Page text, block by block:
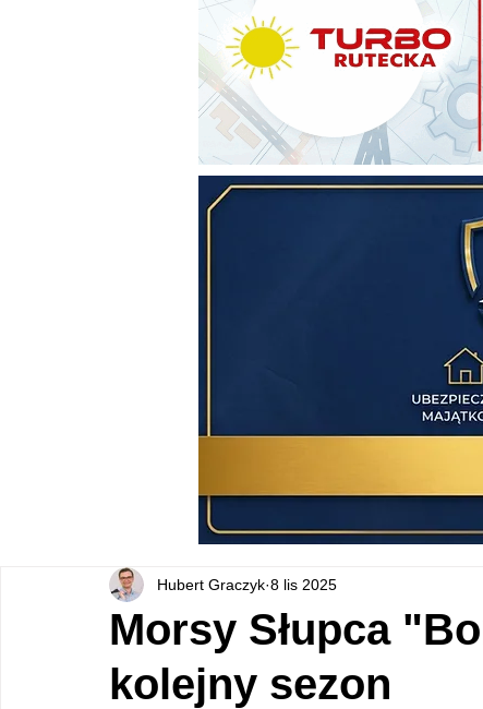
Morsy Słupca
kolejny sezon
Hubert Graczyk 8 lis 2025